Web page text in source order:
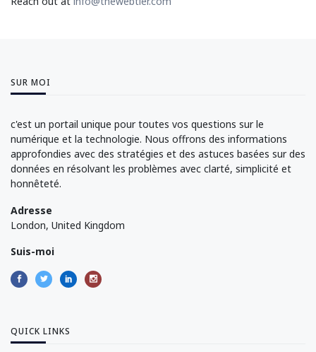
SUR MOI
c'est un portail unique pour toutes vos questions sur le
numérique et la technologie. Nous offrons des informations
approfondies avec des stratégies et des astuces basées sur des
données en résolvant les problèmes avec clarté, simplicité et
honnêteté.
Adresse
London, United Kingdom
Suis-moi
QUICK LINKS